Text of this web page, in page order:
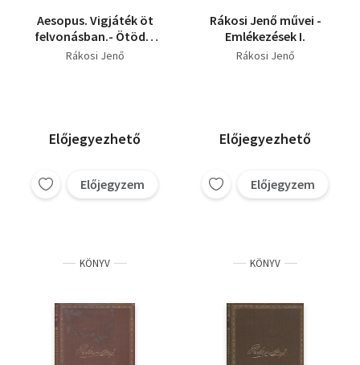
Aesopus. Vigjáték öt
felvonásban.- Ötödik
László. Szomorujáték
Rákosi Jenő
Előjegyezhető
Előjegyzem
Rákosi Jenő művei -
Emlékezések I.
Rákosi Jenő
Előjegyezhető
Előjegyzem
KÖNYV KÖNYV